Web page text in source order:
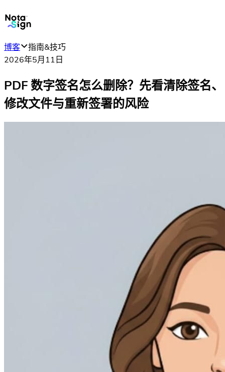
博客
指南&技巧
2026年5月11日
PDF 数字签名怎么删除？先看清除签名、
修改文件与重新签署的风险